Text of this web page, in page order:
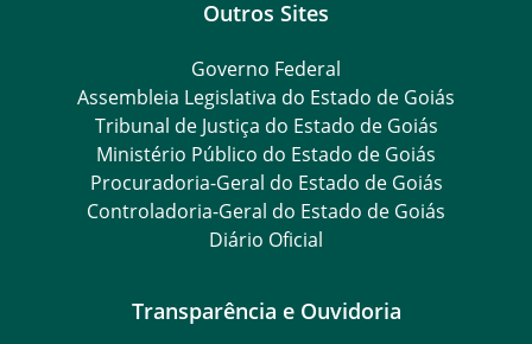
Outros Sites
Governo Federal
Assembleia Legislativa do Estado de Goiás
Tribunal de Justiça do Estado de Goiás
Ministério Público do Estado de Goiás
Procuradoria-Geral do Estado de Goiás
Controladoria-Geral do Estado de Goiás
Diário Oficial
Transparência e Ouvidoria